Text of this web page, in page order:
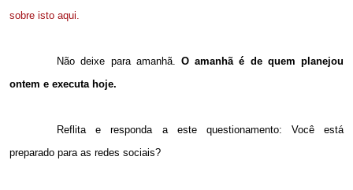
sobre isto aqui.
Não deixe para amanhã. O amanhã é de quem planejou
ontem e executa hoje.
Reflita e responda a este questionamento: Você está
preparado para as redes sociais?